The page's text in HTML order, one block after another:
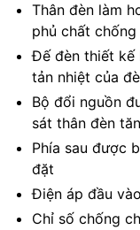
Thân đèn làm
phủ chất
Đế đèn thiết kế
tản nhiệt của
Bộ đổi nguồn
sát thân đèn
Phía sau được
đặt
Điện áp đầu
Chỉ số chống